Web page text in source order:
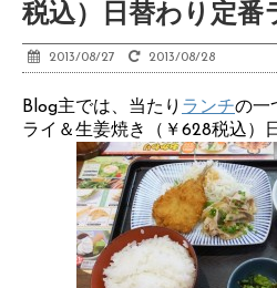
税込）日替わり定番
2013/08/27 2013/08/28
Blog主では、当たり ランチの一
ライ＆生姜焼き（￥628税込）